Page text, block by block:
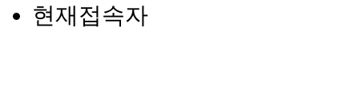
현재접속자